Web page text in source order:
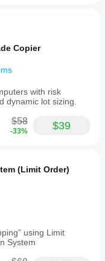
Copier
with risk
dynamic lot sizing.
$58
-33% $39
(Limit Order)
using Limit
System